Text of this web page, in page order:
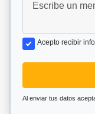
Acepto recibir
Al enviar tus datos